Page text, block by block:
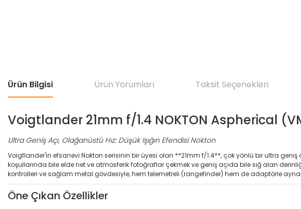
Ürün Bilgisi Ürün Yorumları Taksit Seçenekleri
Voigtlander 21mm f/1.4 NOKTON Aspherical
Ultra Geniş Açı, Olağanüstü Hız: Düşük Işığın Efendisi Nokton
Voigtlander'in efsanevi Nokton serisinin bir üyesi olan **21mm f/1.4**, çok yönlü bir ultra geniş
koşullarında bile elde net ve atmosferik fotoğraflar çekmek ve geniş açıda bile sığ alan
kontrolleri ve sağlam metal gövdesiyle, hem telemetreli (rangefinder) hem de adaptörle
Öne Çıkan Özellikler